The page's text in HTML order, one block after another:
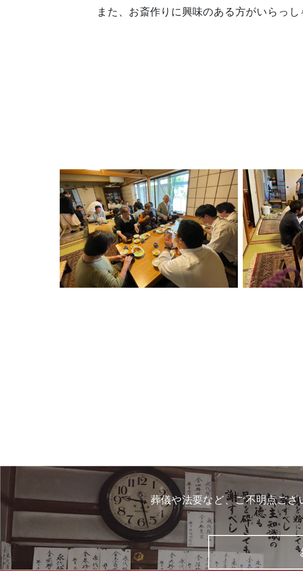
また、お斎作りに興味のある方がいらっし
葬儀や法要など、ご不明点ござ